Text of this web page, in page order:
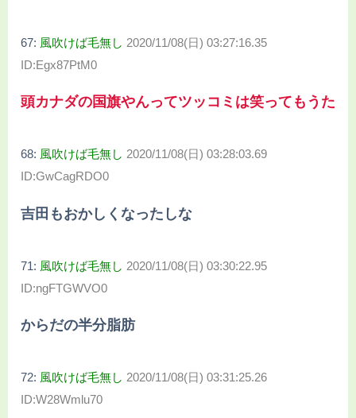
67: 風吹けば毛無し 2020/11/08(日) 03:27:16.35
ID:Egx87PtM0
頭カナダの国旗やんってツッコミは笑ってもうた
68: 風吹けば毛無し 2020/11/08(日) 03:28:03.69
ID:GwCagRDO0
吉田もおかしくなったしな
71: 風吹けば毛無し 2020/11/08(日) 03:30:22.95
ID:ngFTGWVO0
からだの半分脂肪
72: 風吹けば毛無し 2020/11/08(日) 03:31:25.26
ID:W28Wmlu70